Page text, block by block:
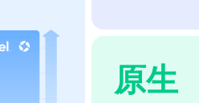
原生